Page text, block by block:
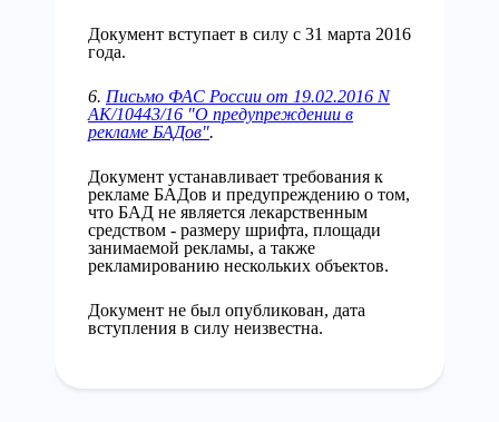
Документ вступает в силу с 31 марта 2016
года.
6. Письмо ФАС России от 19.02.2016 N
АК/10443/16 "О предупреждении в
рекламе БАДов".
Документ устанавливает требования к
рекламе БАДов и предупреждению о том,
что БАД не является лекарственным
средством - размеру шрифта, площади
занимаемой рекламы, а также
рекламированию нескольких объектов.
Документ не был опубликован, дата
вступления в силу неизвестна.